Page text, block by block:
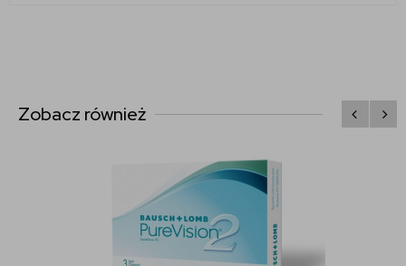
Zobacz również